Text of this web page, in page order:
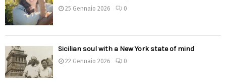
25 Gennaio 2026 0
Sicilian soul with a New York state of mind
22 Gennaio 2026 0